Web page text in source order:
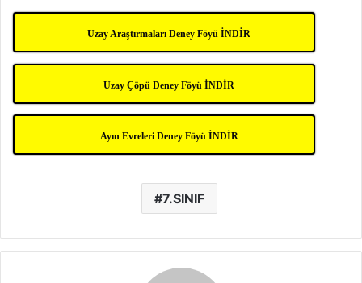
Uzay Araştırmaları Deney Föyü İNDİR
Uzay Çöpü Deney Föyü İNDİR
Ayın Evreleri Deney Föyü İNDİR
7.SINIF